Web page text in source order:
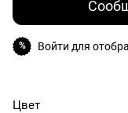
% Войти для
Цвет